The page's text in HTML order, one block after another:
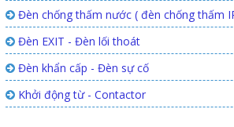
Đèn chống thấm nước ( đèn chống thấm
Đèn EXIT - Đèn lối thoát
Đèn khẩn cấp - Đèn sự cố
Khởi động từ - Contactor